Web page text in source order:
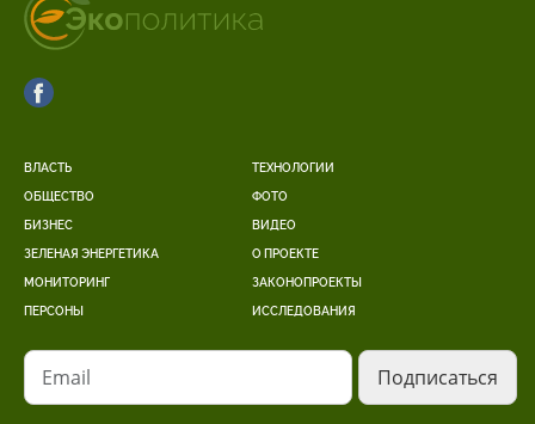
ВЛАСТЬ
ОБЩЕСТВО
БИЗНЕС
ЗЕЛЕНАЯ ЭНЕРГЕТИКА
МОНИТОРИНГ
ПЕРСОНЫ
ТЕХНОЛОГИИ
ФОТО
ВИДЕО
О ПРОЕКТЕ
ЗАКОНОПРОЕКТЫ
ИССЛЕДОВАНИЯ
Email